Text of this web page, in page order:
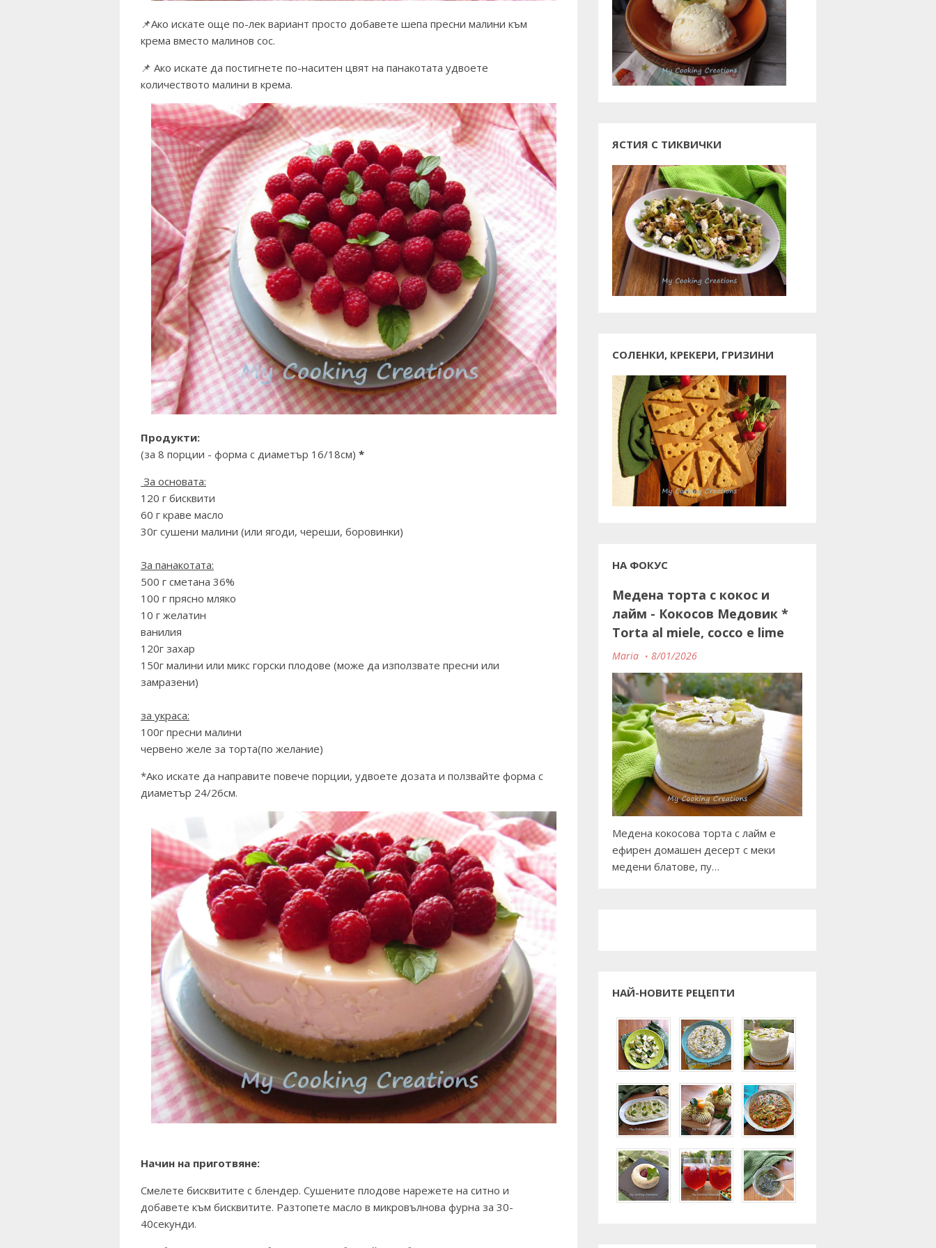
📌Ако искате още по-лек вариант просто добавете шепа пресни малини към
крема вместо малинов сос.
📌 Ако искате да постигнете по-наситен цвят на панакотата удвоете
количеството малини в крема.
Продукти:
(за 8 порции - форма с диаметър 16/18см) *
За основата:
120 г бисквити
60 г краве масло
30г сушени малини (или ягоди, череши, боровинки)
За панакотата:
500 г сметана 36%
100 г прясно мляко
10 г желатин
ванилия
120г захар
150г малини или микс горски плодове (може да използвате пресни или
замразени)
за украса:
100г пресни малини
червено желе за торта(по желание)
*Ако искате да направите повече порции, удвоете дозата и ползвайте форма с
диаметър 24/26см.
Начин на приготвяне:
Смелете бисквитите с блендер. Сушените плодове нарежете на ситно и
добавете към бисквитите. Разтопете масло в микровълнова фурна за 30-
40секунди.
ЯСТИЯ С ТИКВИЧКИ
СОЛЕНКИ, КРЕКЕРИ, ГРИЗИНИ
НА ФОКУС
Медена торта с кокос и
лайм - Кокосов Медовик *
Torta al miele, cocco e lime
Maria 8/01/2026
Медена кокосова торта с лайм е
ефирен домашен десерт с меки
медени блатове, пу…
НАЙ-НОВИТЕ РЕЦЕПТИ